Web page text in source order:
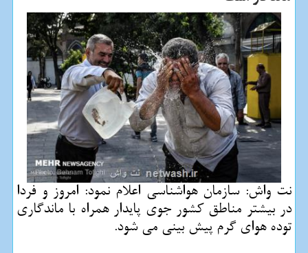
نت واش: سازمان هواشناسی اعلام نمود: امروز و فردا
در بیشتر مناطق كشور جوی پایدار همراه با ماندگاری
توده هوای گرم پیش بینی می شود.